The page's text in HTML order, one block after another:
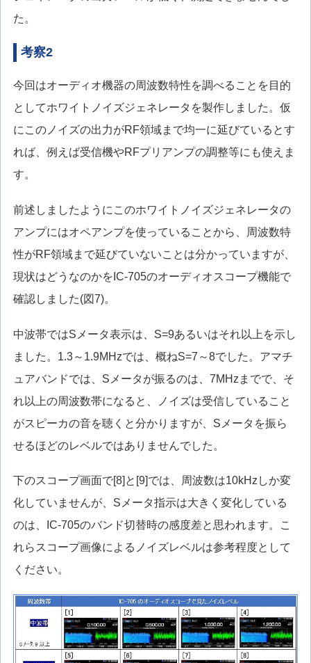
た。
考察2
今回はオーディオ機器の周波数特性を調べることを目的
としてホワイトノイズジェネレータを製作しました。仮
にこのノイズの出力がRF領域まで均一に延びているとす
れば、例えば受信機やRFプリアンプの調整等にも使えま
す。
前述しましたようにこのホワイトノイズジェネレータの
アンプにはオペアンプを使っていることから、周波数特
性がRF領域まで延びていないことは分かっていますが、
現状はどうなのかをIC-705のオーディオスコープ機能で
確認しました(図7)。
中波帯ではSメータ表示は、S=9あるいはそれ以上を示し
ました。1.3～1.9MHzでは、概ねS=7～8でした。アマチ
ュアバンドでは、Sメータが振るのは、7MHzまでで、そ
れ以上の周波数帯になると、ノイズは受信していること
がスピーカの音を聴くと分かりますが、Sメータを振ら
せるほどのレベルではありませんでした。
下のスコープ画面で[8]と[9]では、周波数は10kHzしか変
化していませんが、Sメータ指示は大きく変化している
のは、IC-705のバンド切替時の感度差と思われます。こ
れらスコープ画像によるノイズレベルは参考程度として
ください。